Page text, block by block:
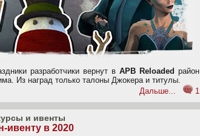
разработчики вернут в APB Reloaded район
Из наград только талоны Джокера и титулы.
Дальше...
1
и ивенты
ивенту в 2020